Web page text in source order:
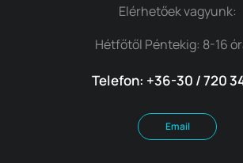
Elérhetőek vagyunk:
Hétfőtől Péntekig: 8-16
Telefon: +36-30 / 720
Email